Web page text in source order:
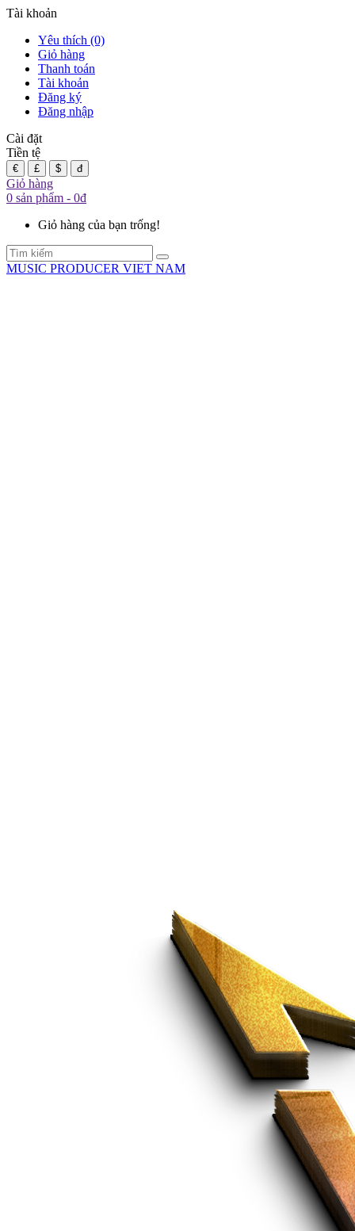
Tài khoản
Yêu thích (0)
Giỏ hàng
Thanh toán
Tài khoản
Đăng ký
Đăng nhập
Cài đặt
Tiền tệ
€ £ $ đ
Giỏ hàng
0 sản phẩm - 0đ
Giỏ hàng của bạn trống!
MUSIC PRODUCER VIET NAM